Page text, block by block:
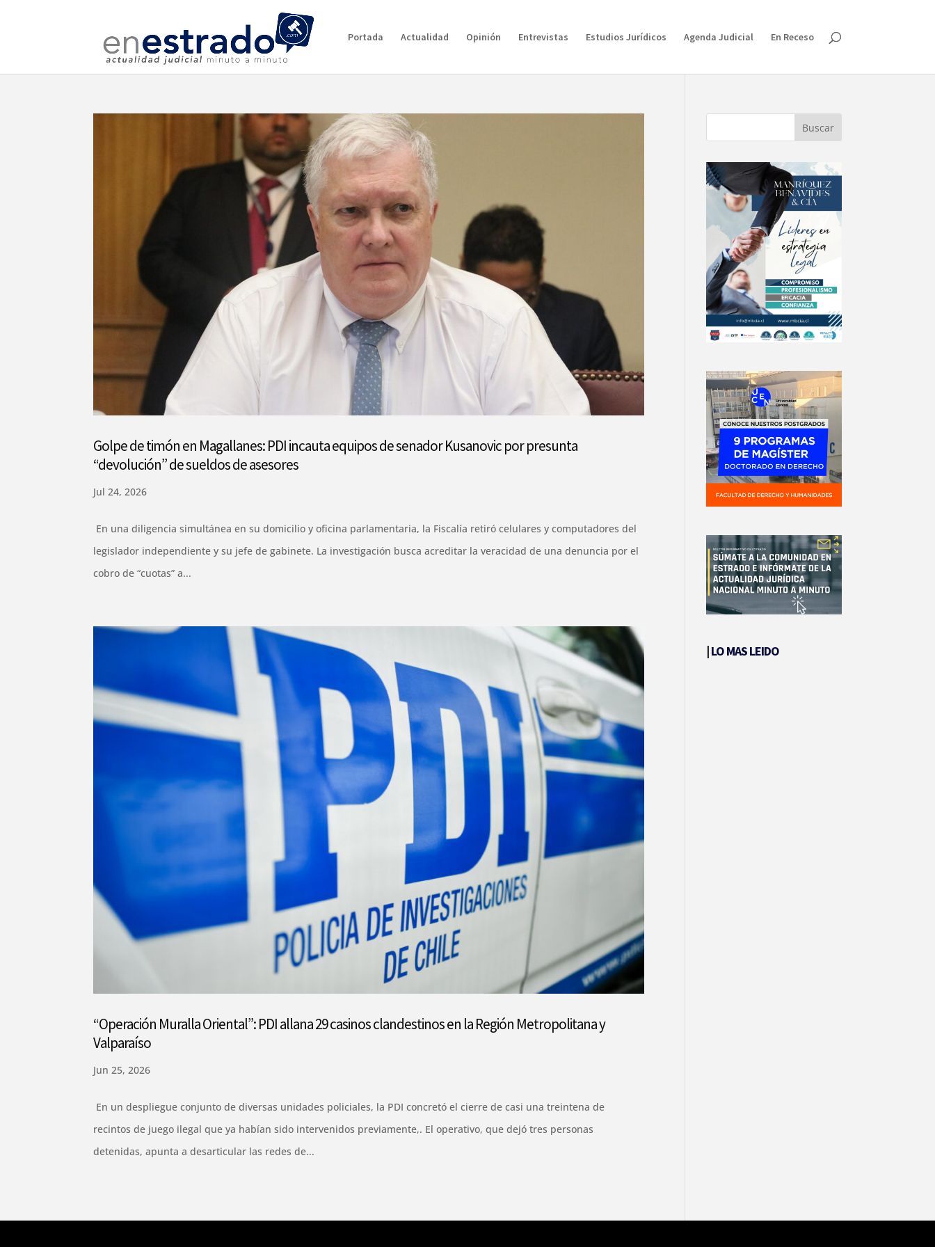
Portada Actualidad Opinión Entrevistas Estudios Jurídicos Agenda Judicial En Receso
Golpe de timón en Magallanes: PDI incauta equipos de senador Kusanovic por presunta
“devolución” de sueldos de asesores
Jul 24, 2026
En una diligencia simultánea en su domicilio y oficina parlamentaria, la Fiscalía retiró celulares y computadores del
legislador independiente y su jefe de gabinete. La investigación busca acreditar la veracidad de una denuncia por el
cobro de “cuotas” a...
“Operación Muralla Oriental”: PDI allana 29 casinos clandestinos en la Región Metropolitana y
Valparaíso
Jun 25, 2026
En un despliegue conjunto de diversas unidades policiales, la PDI concretó el cierre de casi una treintena de
recintos de juego ilegal que ya habían sido intervenidos previamente,. El operativo, que dejó tres personas
detenidas, apunta a desarticular las redes de...
|LO MAS LEIDO